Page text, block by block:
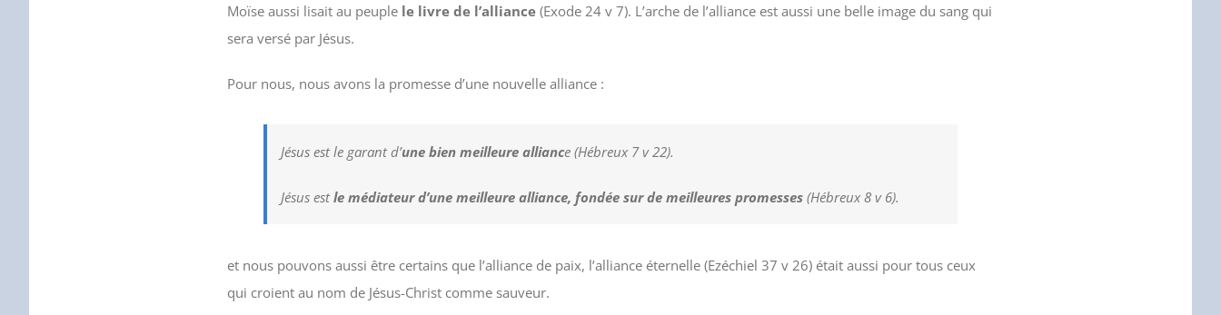
Moïse aussi lisait au peuple le livre de l’alliance(Exode 24 v 7). L’arche de l’alliance est aussi une belle image du sang qui
sera versé par Jésus.
Pour nous, nous avons la promesse d’une nouvelle alliance :
Jésus est le garant d’une bien meilleure alliance (Hébreux 7 v 22).
Jésus estle médiateur d’une meilleure alliance, fondée sur de meilleures promesses(Hébreux 8 v 6).
et nous pouvons aussi être certains que l’alliance de paix, l’alliance éternelle (Ezéchiel 37 v 26) était aussi pour tous ceux
qui croient au nom de Jésus-Christ comme sauveur.